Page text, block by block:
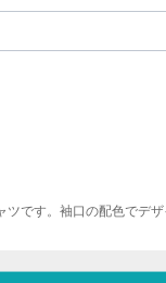
です。袖口の配色でデ